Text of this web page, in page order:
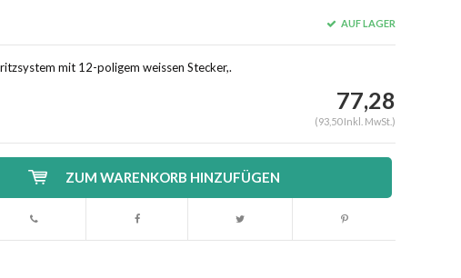
AUF LAGER
mit 12-poligem weissen Stecker,.
77,28
(93,50 Inkl. MwSt.)
ZUM WARENKORB HINZUFÜGEN